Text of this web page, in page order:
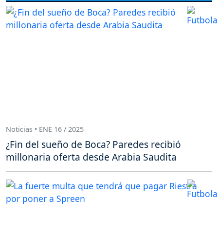
Noticias • ENE 16 / 2025
¿Fin del sueño de Boca? Paredes recibió
millonaria oferta desde Arabia Saudita